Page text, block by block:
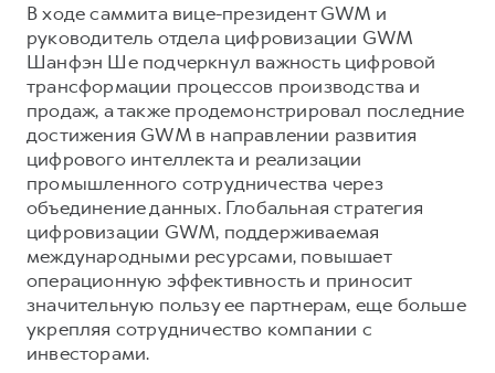
В ходе саммита вице-президент GWM и
руководитель отдела цифровизации GWM
Шанфэн Ше подчеркнул важность цифровой
трансформации процессов производства и
продаж, а также продемонстрировал последние
достижения GWM в направлении развития
цифрового интеллекта и реализации
промышленного сотрудничества через
объединение данных. Глобальная стратегия
цифровизации GWM, поддерживаемая
международными ресурсами, повышает
операционную эффективность и приносит
значительную пользу ее партнерам, еще больше
укрепляя сотрудничество компании с
инвесторами.